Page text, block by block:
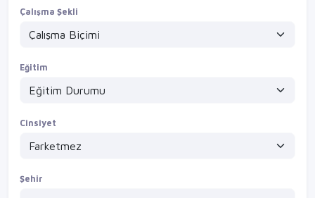
Çalışma Şekli
Eğitim
Cinsiyet
Şehir